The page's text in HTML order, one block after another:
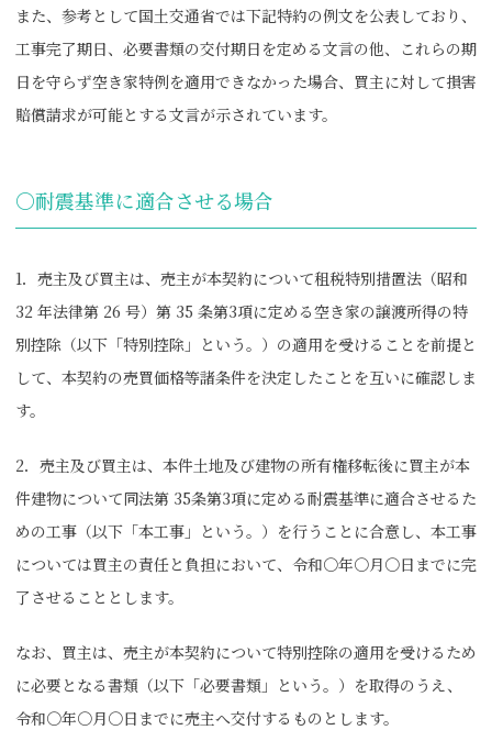
また、参考として国土交通省では下記特約の例文を公表しており、
工事完了期日、必要書類の交付期日を定める文言の他、これらの期
日を守らず空き家特例を適用できなかった場合、買主に対して損害
賠償請求が可能とする文言が示されています。
〇耐震基準に適合させる場合
1．売主及び買主は、売主が本契約について租税特別措置法（昭和
32 年法律第 26 号）第 35 条第3項に定める空き家の譲渡所得の特
別控除（以下「特別控除」という。）の適用を受けることを前提と
して、本契約の売買価格等諸条件を決定したことを互いに確認しま
す。
2．売主及び買主は、本件土地及び建物の所有権移転後に買主が本
件建物について同法第 35条第3項に定める耐震基準に適合させるた
めの工事（以下「本工事」という。）を行うことに合意し、本工事
については買主の責任と負担において、令和〇年〇月〇日までに完
了させることとします。
なお、買主は、売主が本契約について特別控除の適用を受けるため
に必要となる書類（以下「必要書類」という。）を取得のうえ、
令和〇年〇月〇日までに売主へ交付するものとします。